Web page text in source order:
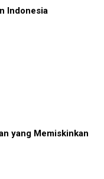
Indonesia
yang Memiskinkan